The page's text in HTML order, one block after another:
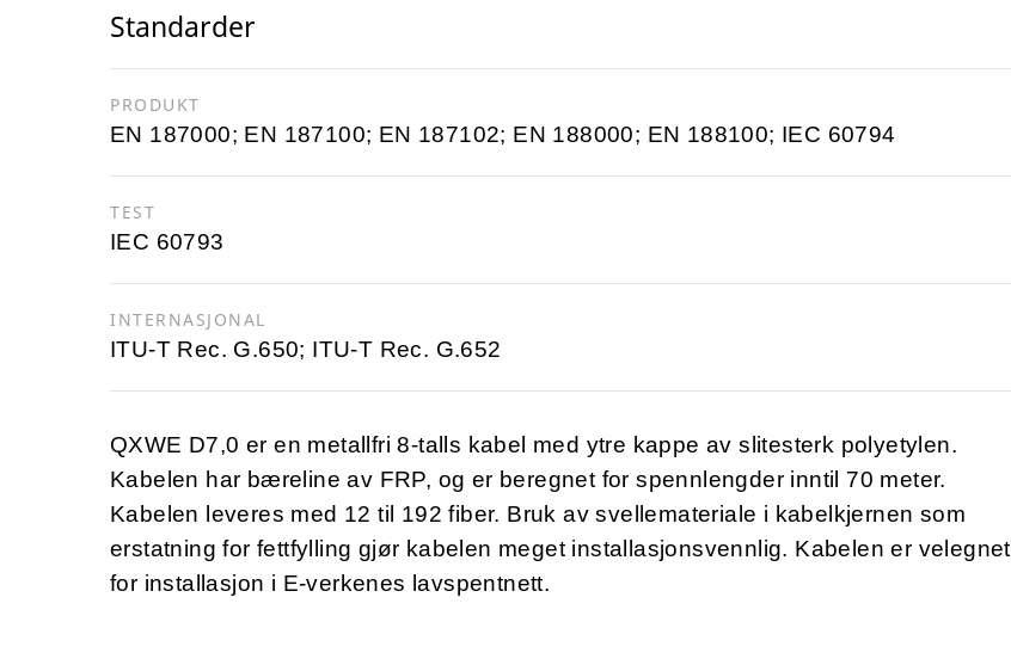
Standarder
PRODUKT
EN 187000; EN 187100; EN 187102; EN 188000; EN 188100; IEC 60794
TEST
IEC 60793
INTERNASJONAL
ITU-T Rec. G.650; ITU-T Rec. G.652
QXWE D7,0 er en metallfri 8-talls kabel med ytre kappe av slitesterk polyetylen.
Kabelen har bæreline av FRP, og er beregnet for spennlengder inntil 70 meter.
Kabelen leveres med 12 til 192 fiber. Bruk av svellemateriale i kabelkjernen som
erstatning for fettfylling gjør kabelen meget installasjonsvennlig. Kabelen er velegnet
for installasjon i E-verkenes lavspentnett.